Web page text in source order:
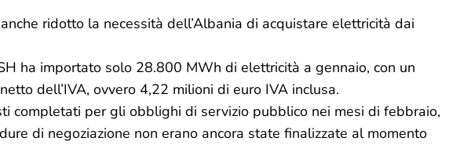
ridotto la necessità dell’Albania di acquistare elettricità dai
ha importato solo 28.800 MWh di elettricità a gennaio, con un
dell’IVA, ovvero 4,22 milioni di euro IVA inclusa.
completati per gli obblighi di servizio pubblico nei mesi di febbraio,
di negoziazione non erano ancora state finalizzate al momento